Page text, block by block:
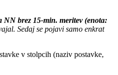
NN brez 15-min. meritev (enota:
Sedaj se pojavi samo enkrat
v stolpcih (naziv postavke,